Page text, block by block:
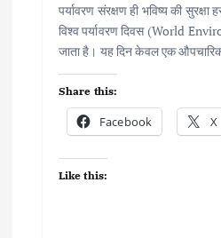
पर्यावरण संरक्षण ही भविष्य की सुरक्षा
विश्व पर्यावरण दिवस (World
जाता है। यह दिन केवल एक
Share this:
Facebook X
Like this: